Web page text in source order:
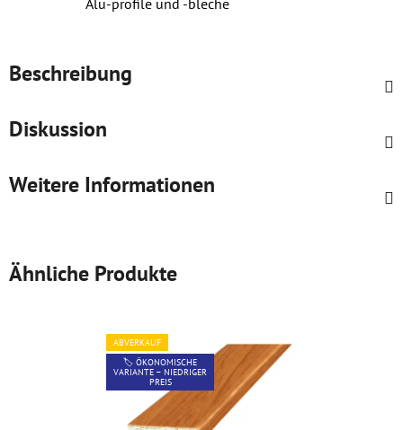
Alu-profile und ‑bleche
Beschreibung
Diskussion
Weitere Informationen
Ähnliche Produkte
ABVERKAUF
🏷️ ÖKONOMISCHE
VARIANTE – NIEDRIGER
PREIS